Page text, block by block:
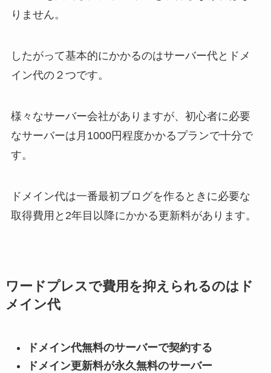
りません。
したがって基本的にかかるのはサーバー代とドメ
イン代の２つです。
様々なサーバー会社がありますが、初心者に必要
なサーバーは月1000円程度かかるプランで十分で
す。
ドメイン代は一番最初ブログを作るときに必要な
取得費用と2年目以降にかかる更新料があります。
ワードプレスで費用を抑えられるのはド
メイン代
ドメイン代無料のサーバーで契約する
ドメイン更新料が永久無料のサーバー